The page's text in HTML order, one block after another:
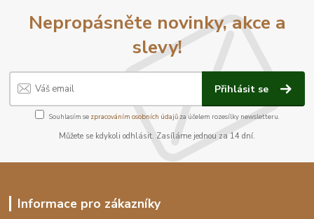
Nepropásněte novinky, akce a
slevy!
Přihlásit se
Souhlasím se zpracováním osobních údajůza účelem rozesílky newsletteru.
Můžete se kdykoli odhlásit. Zasíláme jednou za 14 dní.
Informace pro zákazníky